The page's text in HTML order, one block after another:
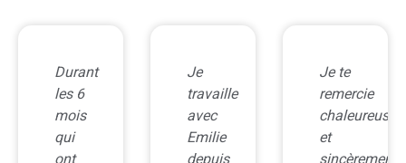
Durant
les 6
mois
qui
Je
travaille
avec
Emilie
Je te
remercie
et